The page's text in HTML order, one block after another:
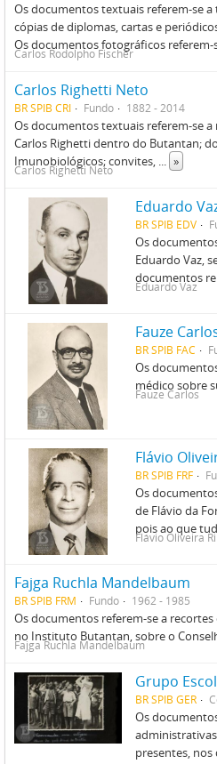
Os documentos textuais referem-se
cópias de diplomas, cartas e
Os documentos fotográficos referem-
Carlos Rodolpho Fischer
Carlos Righetti Neto
BR SPIB CRI Fundo 1882 - 2014
Os documentos textuais referem-se
Carlos Righetti dentro do Butantan;
Imunobiológicos; convites, ... »
Carlos Righetti Neto
Eduardo
BR SPIB EDV
Os
Eduardo Vaz,
documentos
Eduardo Vaz
Fauze
BR SPIB FAC
Os
médico sobre
Fauze Carlos
Flávio
BR SPIB FRF
Os
de Flávio da
pois ao que
Flávio Oliveira
Fajga Ruchla Mandelbaum
BR SPIB FRM Fundo 1962 - 1985
Os documentos referem-se a
no Instituto Butantan, sobre o
Fajga Ruchla Mandelbaum
Grupo
BR SPIB GER
Os
presentes,